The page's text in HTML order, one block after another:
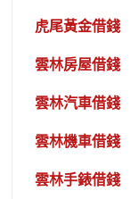
虎尾黃金借錢
雲林房屋借錢
雲林汽車借錢
雲林機車借錢
雲林手錶借錢